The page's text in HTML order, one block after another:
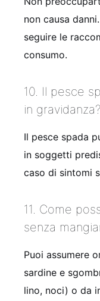
non causa
seguire le
consumo.
10. Il pesce
in gravidanza?
Il pesce spada
in soggetti
caso di sintomi
11. Come
senza
Puoi assumere
sardine e
lino, noci) o da